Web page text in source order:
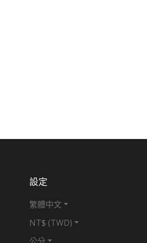
設定
繁體中文
NT$ (TWD)